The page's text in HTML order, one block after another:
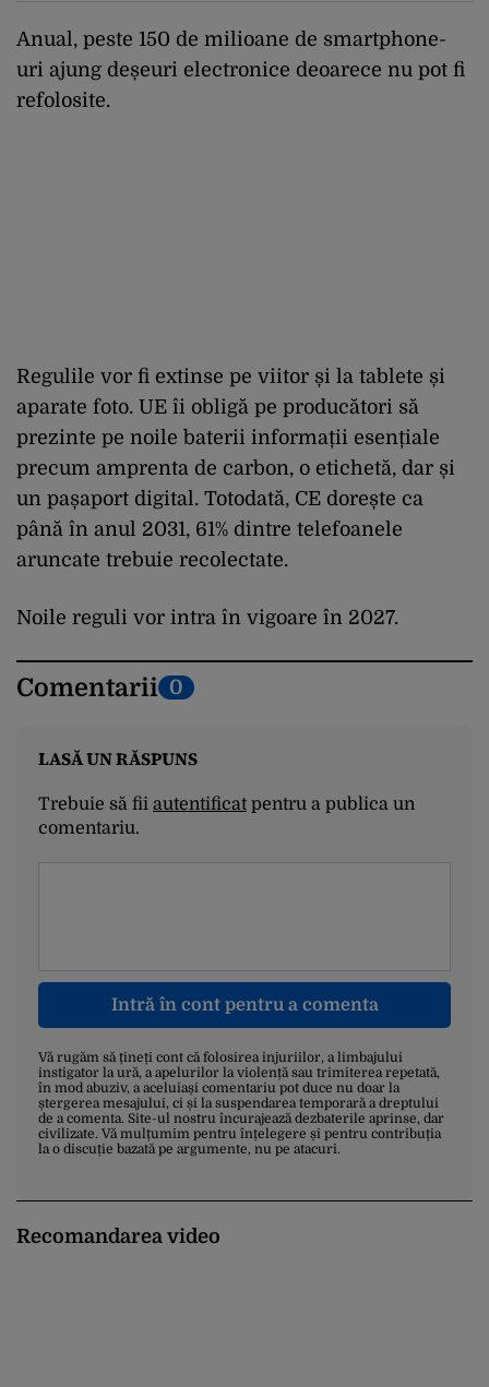
Anual, peste 150 de milioane de smartphone-
uri ajung deșeuri electronice deoarece nu pot fi
refolosite.
Regulile vor fi extinse pe viitor și la tablete și
aparate foto. UE îi obligă pe producători să
prezinte pe noile baterii informații esențiale
precum amprenta de carbon, o etichetă, dar și
un pașaport digital. Totodată, CE dorește ca
până în anul 2031, 61% dintre telefoanele
aruncate trebuie recolectate.
Noile reguli vor intra în vigoare în 2027.
Comentarii 0
LASĂ UN RĂSPUNS
Trebuie să fii autentificatpentru a publica un
comentariu.
Intră în cont pentru a comenta
Vă rugăm să țineți cont că folosirea injuriilor, a limbajului
instigator la ură, a apelurilor la violență sau trimiterea repetată,
în mod abuziv, a aceluiași comentariu pot duce nu doar la
ștergerea mesajului, ci și la suspendarea temporară a dreptului
de a comenta. Site-ul nostru încurajează dezbaterile aprinse, dar
civilizate. Vă mulțumim pentru înțelegere și pentru contribuția
la o discuție bazată pe argumente, nu pe atacuri.
Recomandarea video